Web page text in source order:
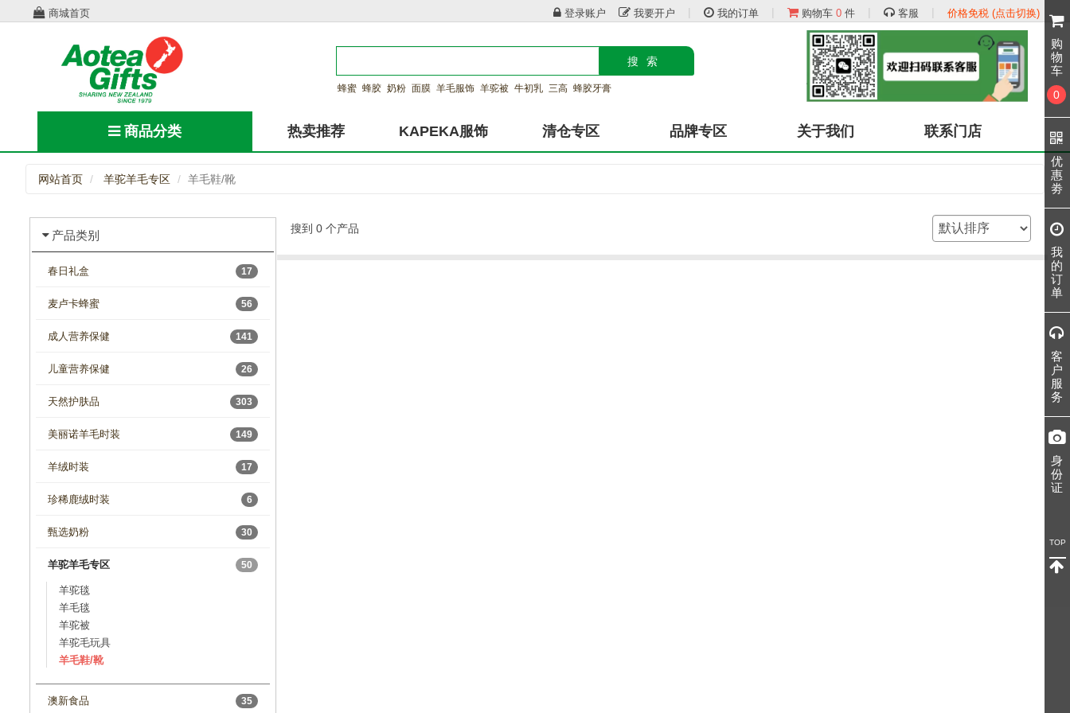
购
物
车
0
优
惠
劵
我
的
订
单
客
户
服
务
身
份
证
TOP
商城首页 登录账户 我要开户 | 我的订单 | 购物车 0件 | 客服 | 价格免税 (点击切换)
搜索
蜂蜜 蜂胶 奶粉 面膜 羊毛服饰 羊驼被 牛初乳 三高 蜂胶牙膏
商品分类 热卖推荐 KAPEKA服饰 清仓专区 品牌专区 关于我们 联系门店
网站首页 羊驼羊毛专区 羊毛鞋/靴
产品类别
17
春日礼盒
56
麦卢卡蜂蜜
141
成人营养保健
26
儿童营养保健
303
天然护肤品
149
美丽诺羊毛时装
17
羊绒时装
6
珍稀鹿绒时装
30
甄选奶粉
50
羊驼羊毛专区
羊驼毯
羊毛毯
羊驼被
羊驼毛玩具
羊毛鞋/靴
35
澳新食品
搜到 0 个产品